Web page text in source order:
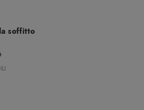
soffitto